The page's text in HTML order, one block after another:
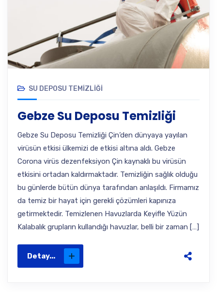
SU DEPOSU TEMIZLIĞI
Gebze Su Deposu Temizliği
Gebze Su Deposu Temizliği Çin’den dünyaya yayılan
virüsün etkisi ülkemizi de etkisi altına aldı. Gebze
Corona virüs dezenfeksiyon Çin kaynaklı bu virüsün
etkisini ortadan kaldırmaktadır. Temizliğin sağlık olduğu
bu günlerde bütün dünya tarafından anlaşıldı. Firmamız
da temiz bir hayat için gerekli çözümleri kapınıza
getirmektedir. Temizlenen Havuzlarda Keyifle Yüzün
Kalabalık grupların kullandığı havuzlar, belli bir zaman […]
Detay...